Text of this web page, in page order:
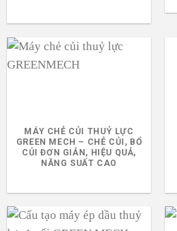
MÁY CHẺ CỦI THUỶ LỰC
GREEN MECH – CHẺ CỦI, BỔ
CỦI ĐƠN GIẢN, HIỆU QUẢ,
NĂNG SUẤT CAO